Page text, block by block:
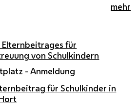
mehr
Elternbeitrages für
von Schulkindern
- Anmeldung
für Schulkinder in